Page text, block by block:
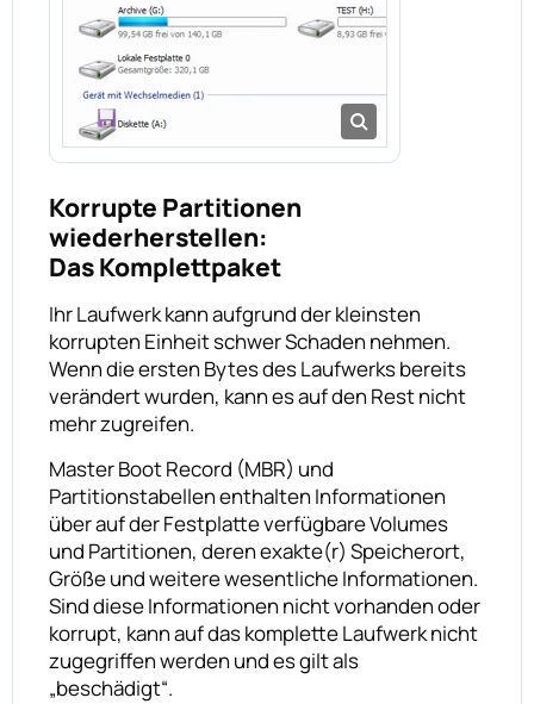
Korrupte Partitionen
wiederherstellen:
Das Komplettpaket
Ihr Laufwerk kann aufgrund der kleinsten
korrupten Einheit schwer Schaden nehmen.
Wenn die ersten Bytes des Laufwerks bereits
verändert wurden, kann es auf den Rest nicht
mehr zugreifen.
Master Boot Record (MBR) und
Partitionstabellen enthalten Informationen
über auf der Festplatte verfügbare Volumes
und Partitionen, deren exakte(r) Speicherort,
Größe und weitere wesentliche Informationen.
Sind diese Informationen nicht vorhanden oder
korrupt, kann auf das komplette Laufwerk nicht
zugegriffen werden und es gilt als
„beschädigt“.